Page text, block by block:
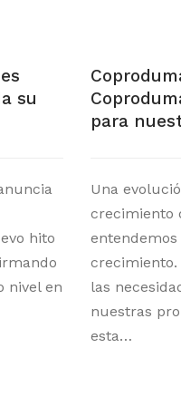
su
hito
nivel en
para
Una
crecimiento
las
nuestras
esta…